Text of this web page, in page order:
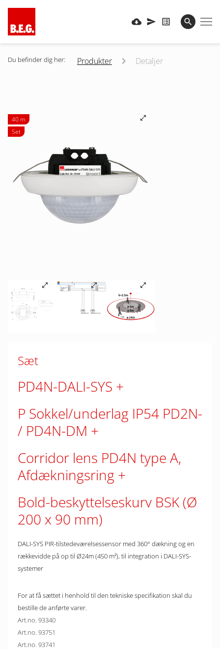
Du befinder dig her: Produkter Detaljer
40 m
Set
Sæt
PD4N-DALI-SYS
P Sokkel/underlag IP54 PD2N-
/ PD4N-DM
Corridor lens PD4N type A,
Afdækningsring
Bold-beskyttelseskurv BSK (Ø
200 x 90 mm)
DALI-SYS PIR-tilstedeværelsessensor med 360° dækning og en
rækkevidde på op til Ø24m (450 m²), til integration i DALI-SYS-
systemer
For at få sættet i henhold til den tekniske specifikation skal du
bestille de anførte varer.
Art.no. 93340
Art.no. 93751
Art.no. 93741